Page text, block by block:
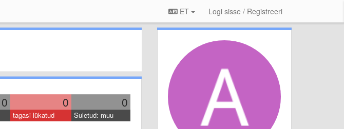
ET Logi sisse / Registreeri
0 0 0
tagasi lükatud Suletud: muu